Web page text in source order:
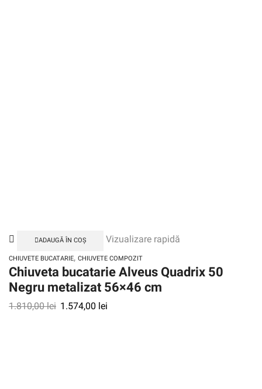
ADAUGĂ ÎN COȘ Vizualizare rapidă
CHIUVETE BUCATARIE, CHIUVETE COMPOZIT
Chiuveta bucatarie Alveus Quadrix 50
Negru metalizat 56×46 cm
1.810,00lei 1.574,00 lei